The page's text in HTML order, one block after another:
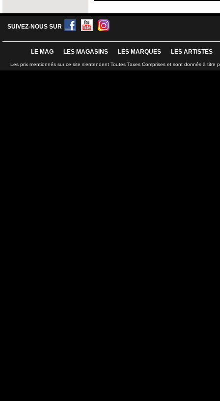
SUIVEZ-NOUS SUR
LE MAG LES MAGASINS LES MARQUES LES ARTISTES
Les prix mentionnés sur ce site s'entendent Toutes Taxes Comprises et sont donnés à